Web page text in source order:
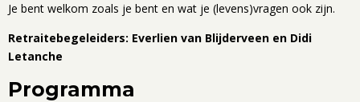
Je bent welkom zoals je bent en wat je (levens)vragen ook zijn.
Retraitebegeleiders: Everlien van Blijderveen en Didi
Letanche
Programma